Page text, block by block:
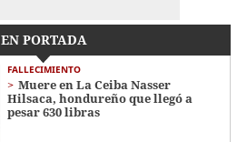
EN PORTADA
FALLECIMIENTO
Muere en La Ceiba Nasser
Hilsaca, hondureño que llegó a
pesar 630 libras